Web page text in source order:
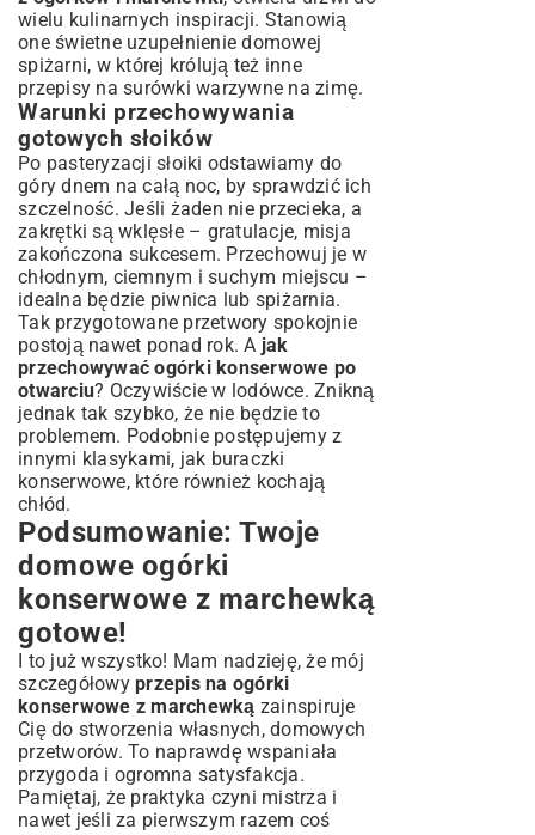
wielu kulinarnych inspiracji. Stanowią
one świetne uzupełnienie domowej
spiżarni, w której królują też inne
przepisy na surówki warzywne na zimę.
Warunki przechowywania
gotowych słoików
Po pasteryzacji słoiki odstawiamy do
góry dnem na całą noc, by sprawdzić ich
szczelność. Jeśli żaden nie przecieka, a
zakrętki są wklęsłe – gratulacje, misja
zakończona sukcesem. Przechowuj je w
chłodnym, ciemnym i suchym miejscu –
idealna będzie piwnica lub spiżarnia.
Tak przygotowane przetwory spokojnie
postoją nawet ponad rok. A jak
przechowywać ogórki konserwowe po
otwarciu? Oczywiście w lodówce. Znikną
jednak tak szybko, że nie będzie to
problemem. Podobnie postępujemy z
innymi klasykami, jak buraczki
konserwowe, które również kochają
chłód.
Podsumowanie: Twoje
domowe ogórki
konserwowe z marchewką
gotowe!
I to już wszystko! Mam nadzieję, że mój
szczegółowy przepis na ogórki
konserwowe z marchewką zainspiruje
Cię do stworzenia własnych, domowych
przetworów. To naprawdę wspaniała
przygoda i ogromna satysfakcja.
Pamiętaj, że praktyka czyni mistrza i
nawet jeśli za pierwszym razem coś